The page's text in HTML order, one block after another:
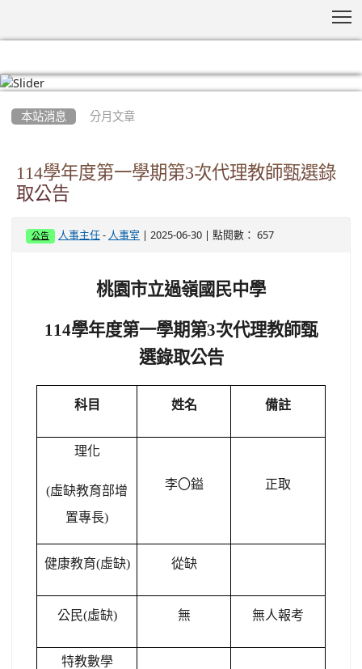
本站消息 分月文章
114學年度第一學期第3次代理教師甄選錄
取公告
公告 人事主任 - 人事室 | 2025-06-30 | 點閱數： 657
桃園市立過嶺國民中學
114學年度第一學期第3次代理教師甄
選錄取公告
科目 姓名 備註
理化
(虛缺教育部增
置專長)
李〇鎰 正取
健康教育(虛缺) 從缺
公民(虛缺) 無 無人報考
特教數學